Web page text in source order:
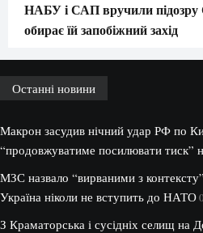
НАБУ і САП вручили підозру
обирає їй запобіжний захід
Останні новини
Макрон засудив нічний удар РФ по
“продовжуватиме посилювати тиск”
МЗС назвало “вирваними з
Україна ніколи не вступить до НАТО
З Краматорська і сусідніх селищ на